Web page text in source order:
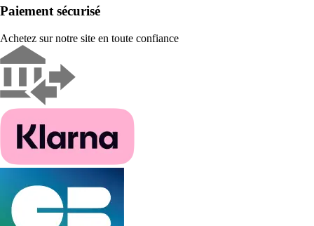
Paiement sécurisé
Achetez sur notre site en toute confiance